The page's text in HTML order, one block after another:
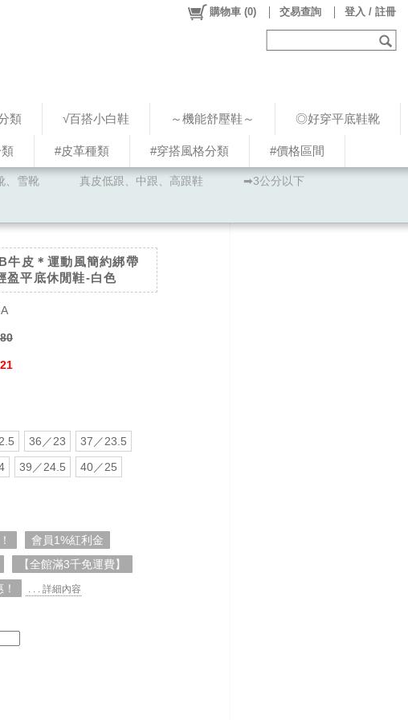
類 √百搭小白鞋 ～機能舒壓鞋～ ◎好穿平底鞋靴
#皮革種類 #穿搭風格分類 #價格區間
購物車 (0) 交易查詢 登入 / 註冊
、雪靴 真皮低跟、中跟、高跟鞋 ➡3公分以下
牛皮＊運動風簡約綁帶
盈平底休閒鞋-白色
36／23
37／23.5
39／24.5 40／25
會員1%紅利金
【全館滿3千免運費】
. . . 詳細內容